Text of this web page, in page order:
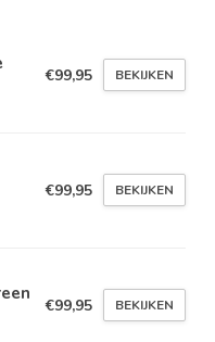
€99,95 BEKIJKEN
€99,95 BEKIJKEN
€99,95 BEKIJKEN